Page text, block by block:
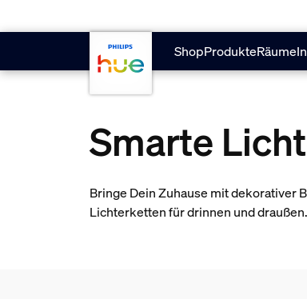
ShopProdukteRäume
Smarte
Bringe Dein Zuhause mit dekorativer
Lichterketten für drinnen und draußen.